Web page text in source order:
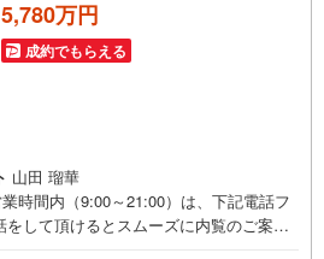
5,780万円
成約でもらえる
山田 瑠華
時間内（9:00～21:00）は、下記電話フ
をして頂けるとスムーズに内覧のご案内